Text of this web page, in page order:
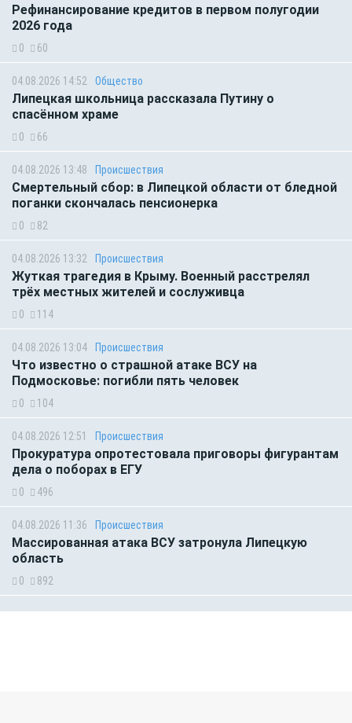
Рефинансирование кредитов в первом полугодии
2026 года
0 60
04.08.2026 14:52 Общество
Липецкая школьница рассказала Путину о
спасённом храме
0 66
04.08.2026 13:48 Происшествия
Смертельный сбор: в Липецкой области от бледной
поганки скончалась пенсионерка
0 82
04.08.2026 13:32 Происшествия
Жуткая трагедия в Крыму. Военный расстрелял
трёх местных жителей и сослуживца
0 114
04.08.2026 13:04 Происшествия
Что известно о страшной атаке ВСУ на
Подмосковье: погибли пять человек
0 104
04.08.2026 12:51 Происшествия
Прокуратура опротестовала приговоры фигурантам
дела о поборах в ЕГУ
0 496
04.08.2026 11:36 Происшествия
Массированная атака ВСУ затронула Липецкую
область
0 892